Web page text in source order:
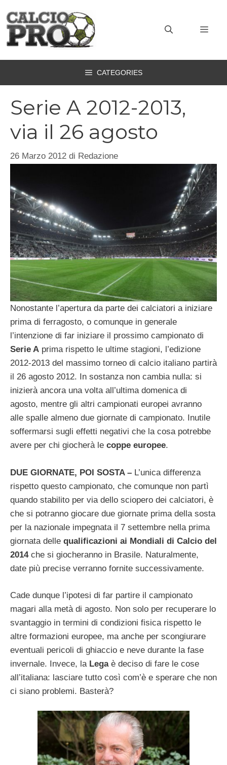
contenuto
CATEGORIES
Serie A 2012-2013,
via il 26 agosto
26 Marzo 2012 di Redazione
Nonostante l’apertura da parte dei calciatori a iniziare
prima di ferragosto, o comunque in generale
l’intenzione di far iniziare il prossimo campionato di
Serie A prima rispetto le ultime stagioni, l’edizione
2012-2013 del massimo torneo di calcio italiano partirà
il 26 agosto 2012. In sostanza non cambia nulla: si
inizierà ancora una volta all’ultima domenica di
agosto, mentre gli altri campionati europei avranno
alle spalle almeno due giornate di campionato. Inutile
soffermarsi sugli effetti negativi che la cosa potrebbe
avere per chi giocherà le coppe europee.
DUE GIORNATE, POI SOSTA – L’unica differenza
rispetto questo campionato, che comunque non partì
quando stabilito per via dello sciopero dei calciatori, è
che si potranno giocare due giornate prima della sosta
per la nazionale impegnata il 7 settembre nella prima
giornata delle qualificazioni ai Mondiali di Calcio del
2014che si giocheranno in Brasile. Naturalmente,
date più precise verranno fornite successivamente.
Cade dunque l’ipotesi di far partire il campionato
magari alla metà di agosto. Non solo per recuperare lo
svantaggio in termini di condizioni fisica rispetto le
altre formazioni europee, ma anche per scongiurare
eventuali pericoli di ghiaccio e neve durante la fase
invernale. Invece, la Legaè deciso di fare le cose
all’italiana: lasciare tutto così com’è e sperare che non
ci siano problemi. Basterà?